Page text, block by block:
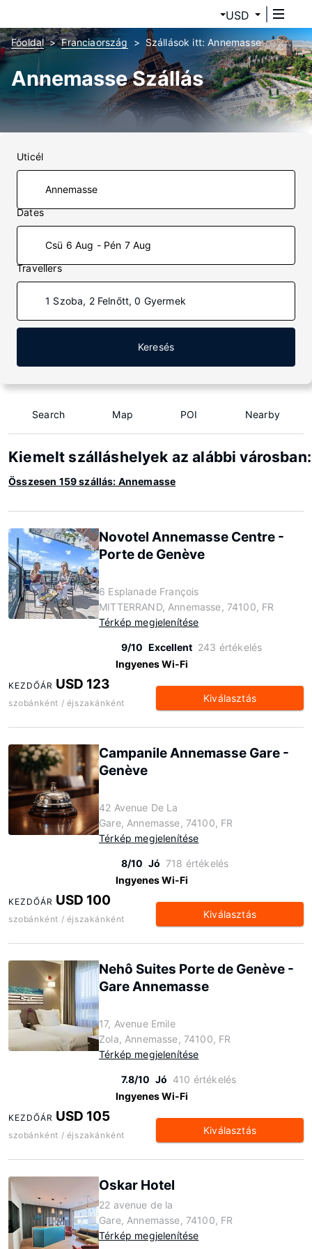
USD
Főoldal Franciaország Szállások itt: Annemasse
Annemasse Szállás
Uticél
Dates
Csü 6 Aug - Pén 7 Aug
Travellers
1 Szoba, 2 Felnőtt, 0 Gyermek
Keresés
Search Map POI Nearby
Kiemelt szálláshelyek az alábbi
Összesen 159 szállás: Annemasse
Novotel Annemasse Centre -
Porte de Genève
6 Esplanade François
MITTERRAND, Annemasse, 74100, FR
Térkép megjelenítése
9/10 Excellent 243 értékelés
Ingyenes Wi-Fi
KEZDŐÁR USD 123
szobánként / éjszakánként Kiválasztás
Campanile Annemasse Gare -
Genève
42 Avenue De La
Gare, Annemasse, 74100, FR
Térkép megjelenítése
8/10 Jó 718 értékelés
Ingyenes Wi-Fi
KEZDŐÁR USD 100
szobánként / éjszakánként Kiválasztás
Nehô Suites Porte de Genève -
Gare Annemasse
17, Avenue Emile
Zola, Annemasse, 74100, FR
Térkép megjelenítése
7.8/10 Jó 410 értékelés
Ingyenes Wi-Fi
KEZDŐÁR USD 105
szobánként / éjszakánként Kiválasztás
Oskar Hotel
22 avenue de la
Gare, Annemasse, 74100, FR
Térkép megjelenítése